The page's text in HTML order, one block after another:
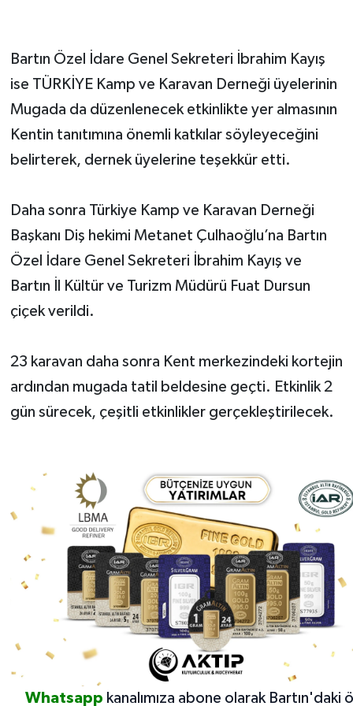
Bartın Özel İdare Genel Sekreteri İbrahim Kayış
ise TÜRKİYE Kamp ve Karavan Derneği üyelerinin
Mugada da düzenlenecek etkinlikte yer almasının
Kentin tanıtımına önemli katkılar söyleyeceğini
belirterek, dernek üyelerine teşekkür etti.
Daha sonra Türkiye Kamp ve Karavan Derneği
Başkanı Diş hekimi Metanet Çulhaoğlu’na Bartın
Özel İdare Genel Sekreteri İbrahim Kayış ve
Bartın İl Kültür ve Turizm Müdürü Fuat Dursun
çiçek verildi.
23 karavan daha sonra Kent merkezindeki kortejin
ardından mugada tatil beldesine geçti. Etkinlik 2
gün sürecek, çeşitli etkinlikler gerçekleştirilecek.
Whatsapp kanalımıza abone olarak Bartın'daki